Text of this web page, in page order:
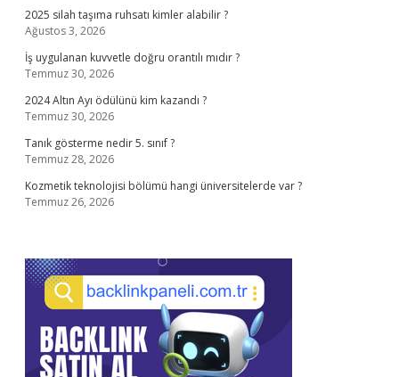
2025 silah taşıma ruhsatı kimler alabilir ?
Ağustos 3, 2026
İş uygulanan kuvvetle doğru orantılı mıdır ?
Temmuz 30, 2026
2024 Altın Ayı ödülünü kim kazandı ?
Temmuz 30, 2026
Tanık gösterme nedir 5. sınıf ?
Temmuz 28, 2026
Kozmetik teknolojisi bölümü hangi üniversitelerde var ?
Temmuz 26, 2026